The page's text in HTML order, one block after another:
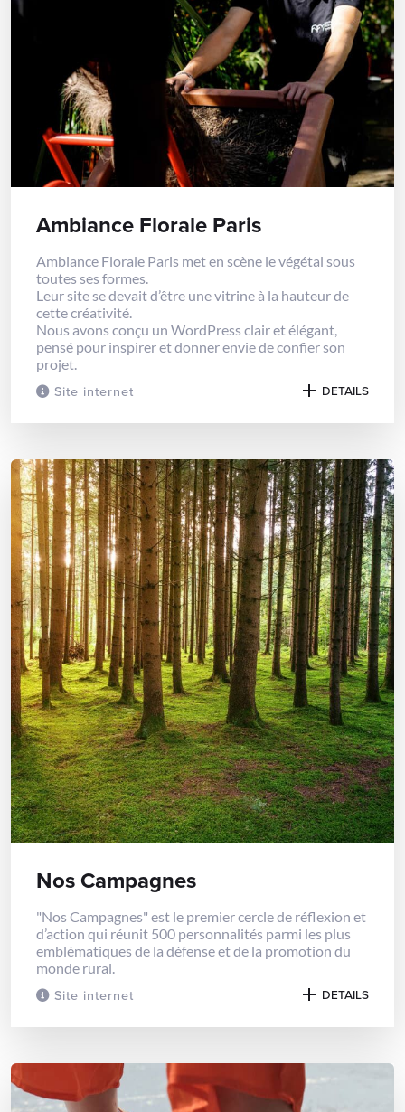
Site internet
Ambiance Florale Paris
Ambiance Florale Paris met en scène le végétal sous
toutes ses formes.
Leur site se devait d’être une vitrine à la hauteur de
cette créativité.
Nous avons conçu un WordPress clair et élégant,
pensé pour inspirer et donner envie de confier son
projet.
DETAILS
Site internet
Nos Campagnes
"Nos Campagnes" est le premier cercle de réflexion et
d’action qui réunit 500 personnalités parmi les plus
emblématiques de la défense et de la promotion du
monde rural.
DETAILS